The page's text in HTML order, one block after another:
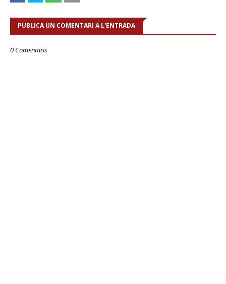
PUBLICA UN COMENTARI A L'ENTRADA
0 Comentaris